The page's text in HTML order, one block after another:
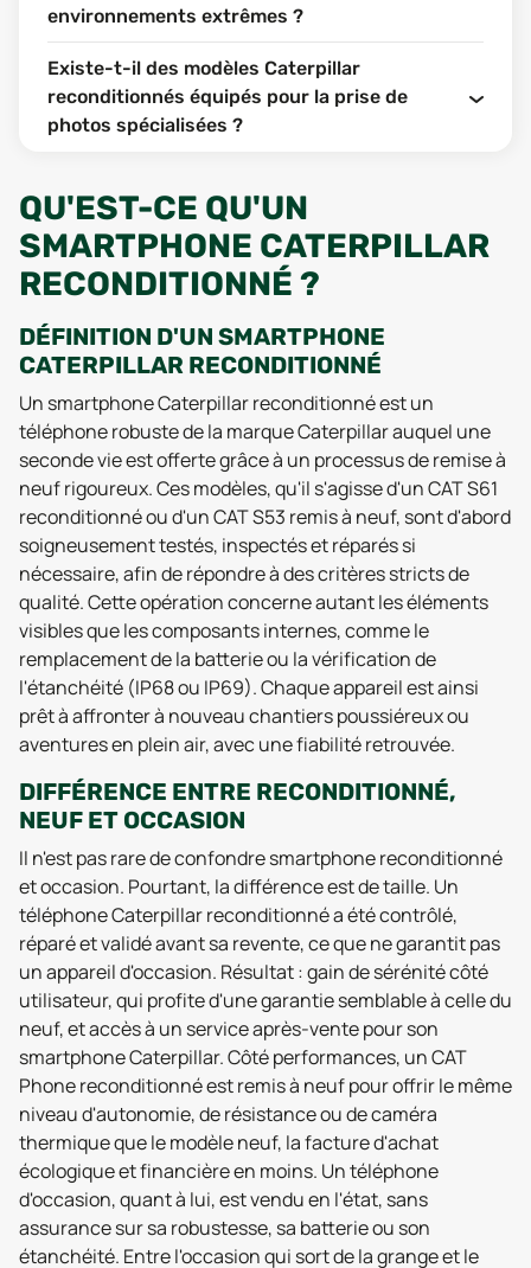
environnements extrêmes ?
Existe-t-il des modèles Caterpillar
reconditionnés équipés pour la prise de
photos spécialisées ?
QU'EST-CE QU'UN
SMARTPHONE CATERPILLAR
RECONDITIONNÉ ?
DÉFINITION D'UN SMARTPHONE
CATERPILLAR RECONDITIONNÉ
Un smartphone Caterpillar reconditionné est un
téléphone robuste de la marque Caterpillar auquel une
seconde vie est offerte grâce à un processus de remise à
neuf rigoureux. Ces modèles, qu'il s'agisse d'un CAT S61
reconditionné ou d'un CAT S53 remis à neuf, sont d'abord
soigneusement testés, inspectés et réparés si
nécessaire, afin de répondre à des critères stricts de
qualité. Cette opération concerne autant les éléments
visibles que les composants internes, comme le
remplacement de la batterie ou la vérification de
l'étanchéité (IP68 ou IP69). Chaque appareil est ainsi
prêt à affronter à nouveau chantiers poussiéreux ou
aventures en plein air, avec une fiabilité retrouvée.
DIFFÉRENCE ENTRE RECONDITIONNÉ,
NEUF ET OCCASION
Il n'est pas rare de confondre smartphone reconditionné
et occasion. Pourtant, la différence est de taille. Un
téléphone Caterpillar reconditionné a été contrôlé,
réparé et validé avant sa revente, ce que ne garantit pas
un appareil d'occasion. Résultat : gain de sérénité côté
utilisateur, qui profite d'une garantie semblable à celle du
neuf, et accès à un service après-vente pour son
smartphone Caterpillar. Côté performances, un CAT
Phone reconditionné est remis à neuf pour offrir le même
niveau d'autonomie, de résistance ou de caméra
thermique que le modèle neuf, la facture d'achat
écologique et financière en moins. Un téléphone
d'occasion, quant à lui, est vendu en l'état, sans
assurance sur sa robustesse, sa batterie ou son
étanchéité. Entre l'occasion qui sort de la grange et le